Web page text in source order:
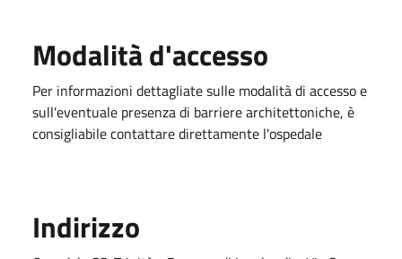
Modalità d'accesso
Per informazioni dettagliate sulle modalità di accesso e
sull'eventuale presenza di barriere architettoniche, è
consigliabile contattare direttamente l'ospedale
Indirizzo